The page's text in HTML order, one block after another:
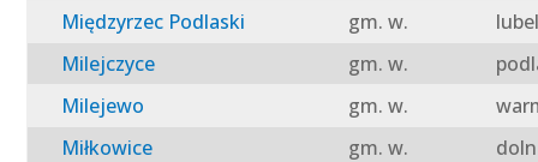
Międzyrzec Podlaski
gm. w.
Milejczyce
gm. w.
Milejewo
gm. w.
Miłkowice
gm. w.